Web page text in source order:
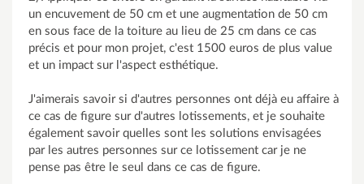
un encuvement de 50 cm et une augmentation de 50 cm
en sous face de la toiture au lieu de 25 cm dans ce cas
précis et pour mon projet, c'est 1500 euros de plus value
et un impact sur l'aspect esthétique.
J'aimerais savoir si d'autres personnes ont déjà eu affaire à
ce cas de figure sur d'autres lotissements, et je souhaite
également savoir quelles sont les solutions envisagées
par les autres personnes sur ce lotissement car je ne
pense pas être le seul dans ce cas de figure.